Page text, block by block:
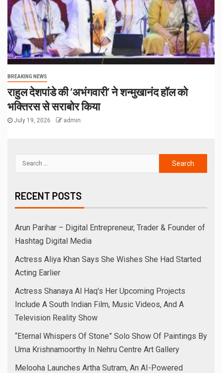
BREAKING NEWS
राहुल देशपांडे की ‘अभंगवारी’ ने शन्मुखानंद हॉल को
भक्तिरस से सराबोर किया
July 19, 2026 admin
RECENT POSTS
Arun Parihar – Digital Entrepreneur, Trader & Founder of
Hashtag Digital Media
Actress Aliya Khan Says She Wishes She Had Started
Acting Earlier
Actress Shanaya Al Haq’s Her Upcoming Projects
Include A South Indian Film, Music Videos, And A
Television Reality Show
“Eternal Whispers Of Stone” Solo Show Of Paintings By
Uma Krishnamoorthy In Nehru Centre Art Gallery
Melooha Launches Artha Sutram, An AI-Powered